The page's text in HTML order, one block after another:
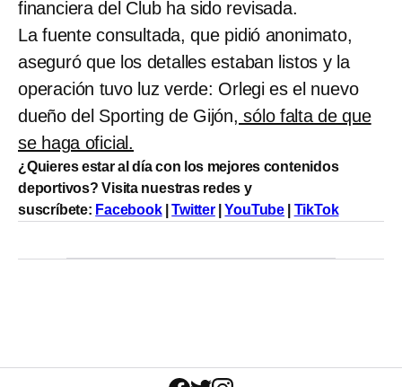
financiera del Club ha sido revisada.
La fuente consultada, que pidió anonimato,
aseguró que los detalles estaban listos y la
operación tuvo luz verde: Orlegi es el nuevo
dueño del Sporting de Gijón, sólo falta de que
se haga oficial.
¿Quieres estar al día con los mejores contenidos
deportivos? Visita nuestras redes y
suscríbete: Facebook|Twitter|YouTube TikTok